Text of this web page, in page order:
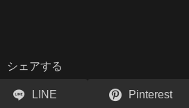
シェアする
LINE Pinterest